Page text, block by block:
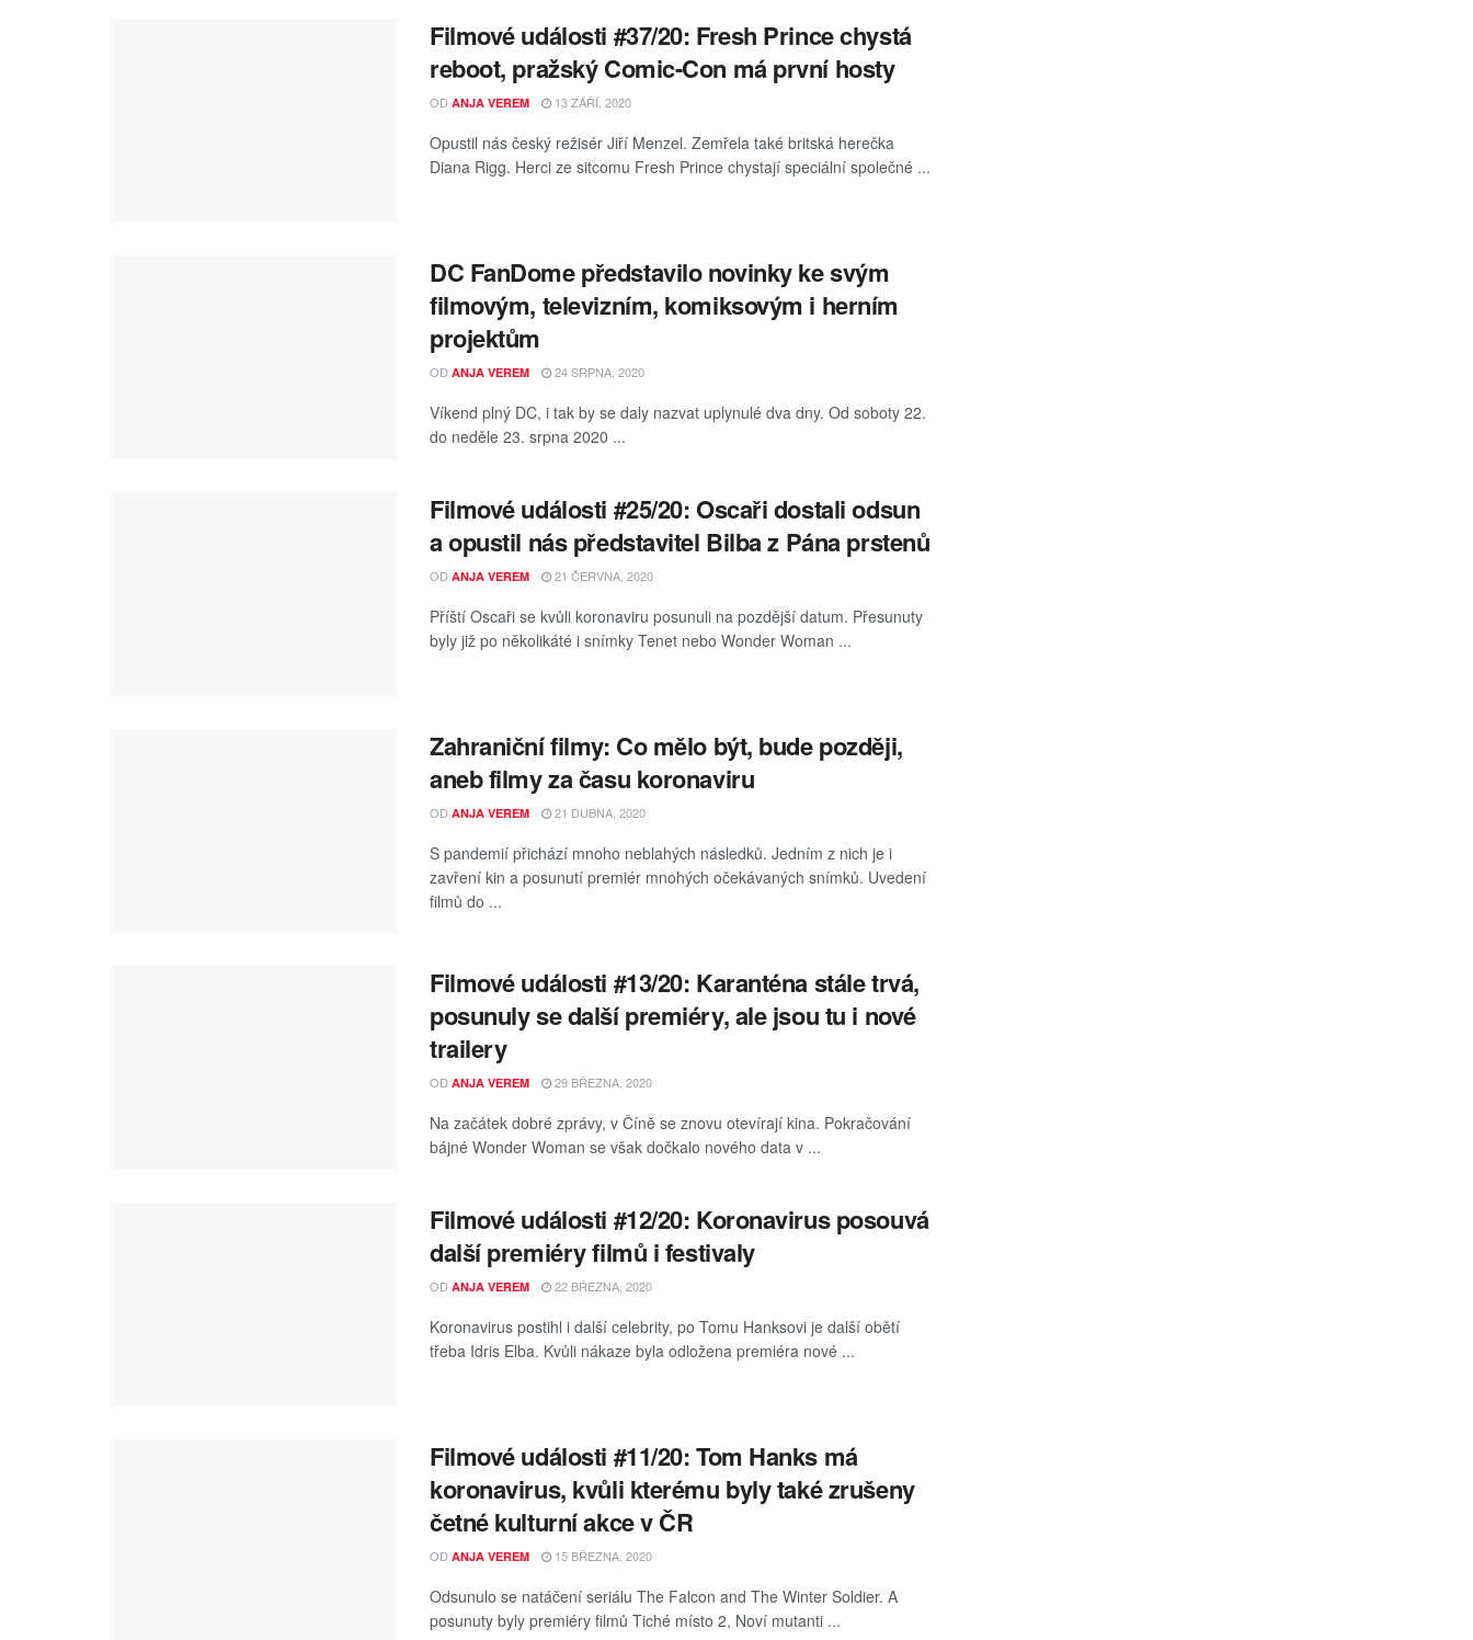
Filmové události #37/20: Fresh Prince chystá
reboot, pražský Comic-Con má první hosty
OD ANJA VEREM 13 ZÁŘÍ, 2020
Opustil nás český režisér Jiří Menzel. Zemřela také britská herečka
Diana Rigg. Herci ze sitcomu Fresh Prince chystají speciální společné ...
DC FanDome představilo novinky ke svým
filmovým, televizním, komiksovým i herním
projektům
OD ANJA VEREM 24 SRPNA, 2020
Víkend plný DC, i tak by se daly nazvat uplynulé dva dny. Od soboty 22.
do neděle 23. srpna 2020 ...
Filmové události #25/20: Oscaři dostali odsun
a opustil nás představitel Bilba z Pána prstenů
OD ANJA VEREM 21 ČERVNA, 2020
Příští Oscaři se kvůli koronaviru posunuli na pozdější datum. Přesunuty
byly již po několikáté i snímky Tenet nebo Wonder Woman ...
Zahraniční filmy: Co mělo být, bude později,
aneb filmy za času koronaviru
OD ANJA VEREM 21 DUBNA, 2020
S pandemií přichází mnoho neblahých následků. Jedním z nich je i
zavření kin a posunutí premiér mnohých očekávaných snímků. Uvedení
filmů do ...
Filmové události #13/20: Karanténa stále trvá,
posunuly se další premiéry, ale jsou tu i nové
trailery
OD ANJA VEREM 29 BŘEZNA, 2020
Na začátek dobré zprávy, v Číně se znovu otevírají kina. Pokračování
bájné Wonder Woman se však dočkalo nového data v ...
Filmové události #12/20: Koronavirus posouvá
další premiéry filmů i festivaly
OD ANJA VEREM 22 BŘEZNA, 2020
Koronavirus postihl i další celebrity, po Tomu Hanksovi je další obětí
třeba Idris Elba. Kvůli nákaze byla odložena premiéra nové ...
Filmové události #11/20: Tom Hanks má
koronavirus, kvůli kterému byly také zrušeny
četné kulturní akce v ČR
OD ANJA VEREM 15 BŘEZNA, 2020
Odsunulo se natáčení seriálu The Falcon and The Winter Soldier. A
posunuty byly premiéry filmů Tiché místo 2, Noví mutanti ...